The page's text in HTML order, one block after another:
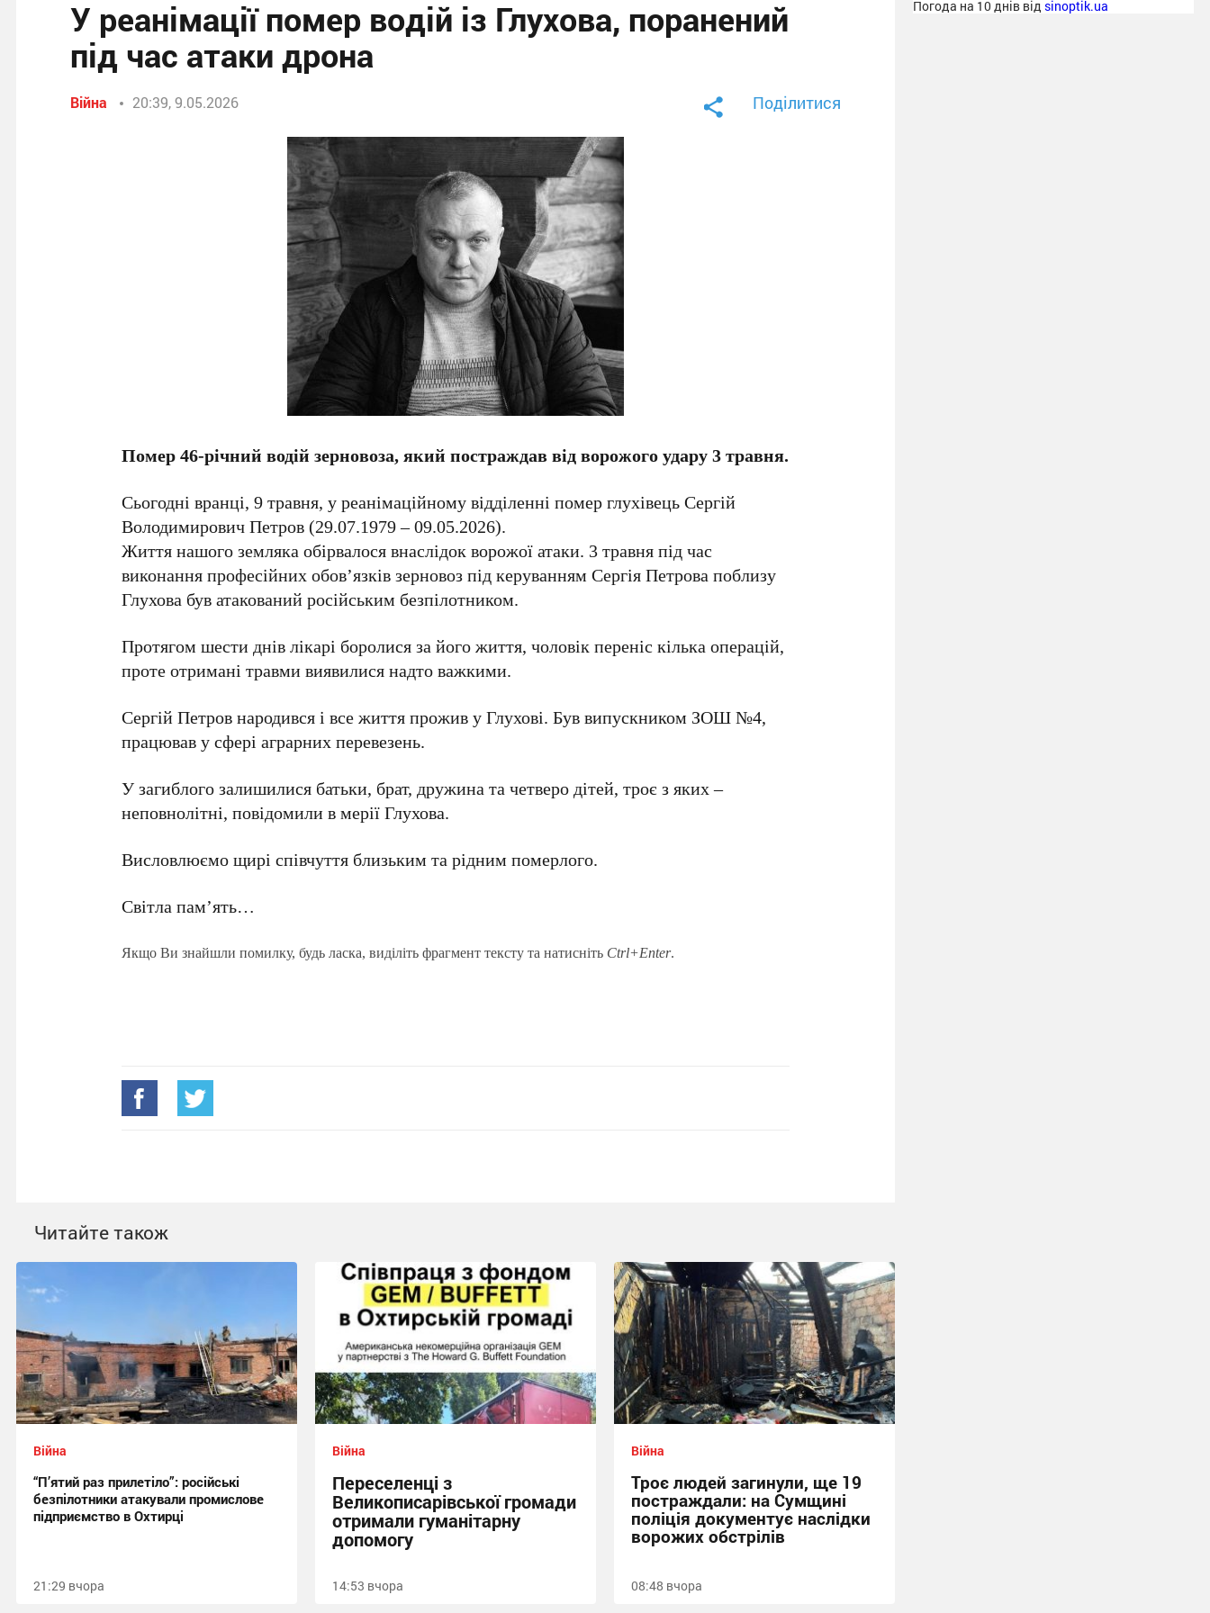
У реанімації помер водій із Глухова, поранений
під час атаки дрона
Війна 20:39, 9.05.2026 Поділитися
Помер 46-річний водій зерновоза, який постраждав від ворожого удару 3 травня.
Сьогодні вранці, 9 травня, у реанімаційному відділенні помер глухівець Сергій
Володимирович Петров (29.07.1979 – 09.05.2026).
Життя нашого земляка обірвалося внаслідок ворожої атаки. 3 травня під час
виконання професійних обов’язків зерновоз під керуванням Сергія Петрова поблизу
Глухова був атакований російським безпілотником.
Протягом шести днів лікарі боролися за його життя, чоловік переніс кілька операцій,
проте отримані травми виявилися надто важкими.
Сергій Петров народився і все життя прожив у Глухові. Був випускником ЗОШ №4,
працював у сфері аграрних перевезень.
У загиблого залишилися батьки, брат, дружина та четверо дітей, троє з яких –
неповнолітні, повідомили в мерії Глухова.
Висловлюємо щирі співчуття близьким та рідним померлого.
Світла пам’ять…
Якщо Ви знайшли помилку, будь ласка, виділіть фрагмент тексту та натисніть Ctrl+Enter.
Читайте також
Війна
“П’ятий раз прилетіло”: російські
безпілотники атакували промислове
підприємство в Охтирці
21:29 вчора
Війна
Переселенці з
Великописарівської громади
отримали гуманітарну
допомогу
14:53 вчора
Війна
Троє людей загинули, ще 19
постраждали: на Сумщині
поліція документує наслідки
ворожих обстрілів
08:48 вчора
Погода на 10 днів від sinoptik.ua